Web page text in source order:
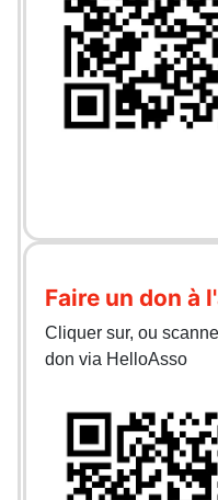
Faire un don à
Cliquer sur, ou
don via HelloAsso